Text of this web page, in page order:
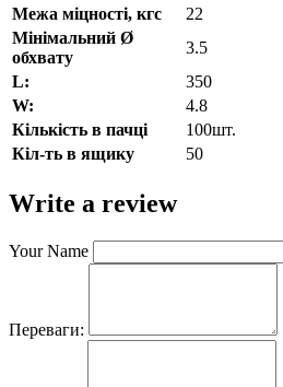
Межа міцності, кгс
22
Мінімальний Ø
обхвату
3.5
L:
350
W:
4.8
Кількість в пачці
100шт.
Кіл-ть в ящику
50
Write a review
Your Name
Переваги: